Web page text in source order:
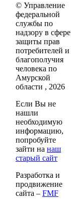
© Управление
федеральной
службы по
надзору в сфере
защиты прав
потребителей и
благополучия
человека по
Амурской
области , 2026
Если Вы не
нашли
необходимую
информацию,
попробуйте
зайти на наш
старый сайт
Разработка и
продвижение
сайта – FMF